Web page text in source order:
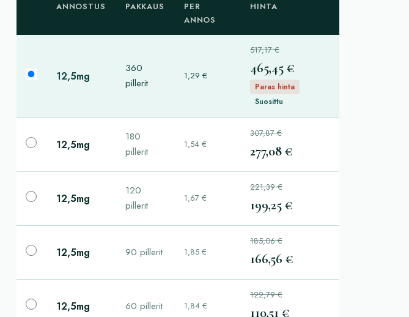
ANNOSTUS PAKKAUS
PER
ANNOS
HINTA
12,5mg
360
pillerit
1,29 €
517,17 €
465,45 €
Paras hinta
Suosittu
12,5mg
180
pillerit
1,54 €
307,87 €
277,08 €
12,5mg
120
pillerit
1,67 €
221,39 €
199,25 €
12,5mg 90 pillerit 1,85 €
185,06 €
166,56 €
12,5mg 60 pillerit 1,84 €
122,79 €
110,51 €